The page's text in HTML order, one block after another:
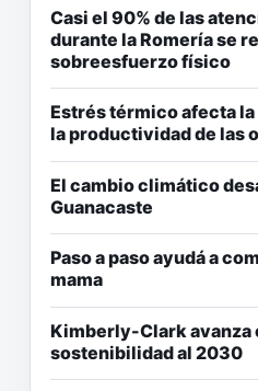
Casi el 90% de las
durante la Romería se
sobreesfuerzo físico
Estrés térmico afecta
la productividad de las
El cambio climático
Guanacaste
Paso a paso ayudá a
mama
Kimberly-Clark avanza
sostenibilidad al 2030